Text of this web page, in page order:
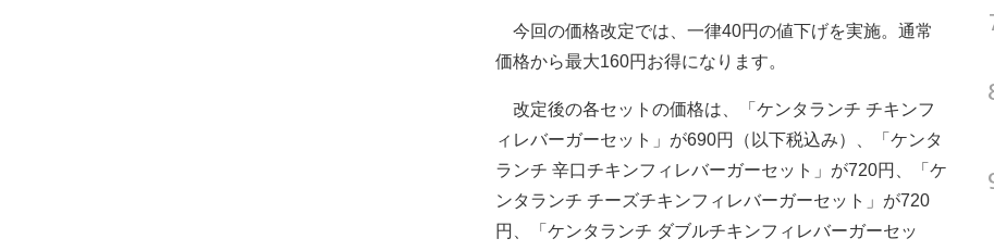
今回の価格改定では、一律40円の値下げを実施。通常
価格から最大160円お得になります。
改定後の各セットの価格は、「ケンタランチ チキンフ
ィレバーガーセット」が690円（以下税込み）、「ケンタ
ランチ 辛口チキンフィレバーガーセット」が720円、「ケ
ンタランチ チーズチキンフィレバーガーセット」が720
円、「ケンタランチ ダブルチキンフィレバーガーセッ